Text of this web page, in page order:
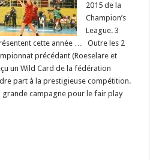
2015 de la
Champion’s
League. 3
cette année … Outre les 2
précédant (Roeselare et
un Wild Card de la fédération
part à la prestigieuse compétition.
campagne pour le fair play